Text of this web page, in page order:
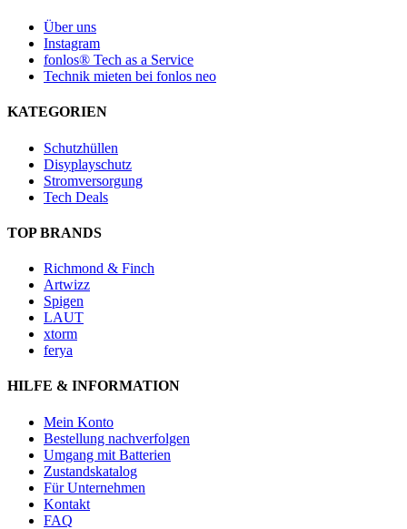
Über uns
Instagram
fonlos® Tech as a Service
Technik mieten bei fonlos neo
KATEGORIEN
Schutzhüllen
Disyplayschutz
Stromversorgung
Tech Deals
TOP BRANDS
Richmond & Finch
Artwizz
Spigen
LAUT
xtorm
ferya
HILFE & INFORMATION
Mein Konto
Bestellung nachverfolgen
Umgang mit Batterien
Zustandskatalog
Für Unternehmen
Kontakt
FAQ